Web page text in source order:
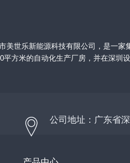
美世乐新能源科技有限公司，是一
平方米的自动化生产厂房，并在深圳
公司地址：广东省